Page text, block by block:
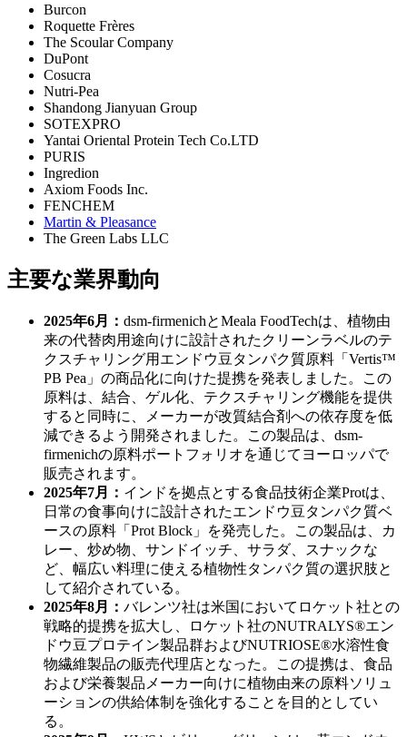
Burcon
Roquette Frères
The Scoular Company
DuPont
Cosucra
Nutri-Pea
Shandong Jianyuan Group
SOTEXPRO
Yantai Oriental Protein Tech Co.LTD
PURIS
Ingredion
Axiom Foods Inc.
FENCHEM
Martin & Pleasance
The Green Labs LLC
主要な業界動向
2025年6月： dsm-firmenichとMeala FoodTechは、植物由
来の代替肉用途向けに設計されたクリーンラベルのテ
クスチャリング用エンドウ豆タンパク質原料「Vertis™
PB Pea」の商品化に向けた提携を発表しました。この
原料は、結合、ゲル化、テクスチャリング機能を提供
すると同時に、メーカーが改質結合剤への依存度を低
減できるよう開発されました。この製品は、dsm-
firmenichの原料ポートフォリオを通じてヨーロッパで
販売されます。
2025年7月： インドを拠点とする食品技術企業Protは、
日常の食事向けに設計されたエンドウ豆タンパク質ベ
ースの原料「Prot Block」を発売した。この製品は、カ
レー、炒め物、サンドイッチ、サラダ、スナックな
ど、幅広い料理に使える植物性タンパク質の選択肢と
して紹介されている。
2025年8月： バレンツ社は米国においてロケット社との
戦略的提携を拡大し、ロケット社のNUTRALYS®エン
ドウ豆プロテイン製品群およびNUTRIOSE®水溶性食
物繊維製品の販売代理店となった。この提携は、食品
および栄養製品メーカー向けに植物由来の原料ソリュ
ーションの供給体制を強化することを目的としてい
る。